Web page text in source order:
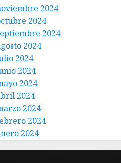
2024
2024
2024
2024
2024
2024
2024
2024
2024
2024
2024